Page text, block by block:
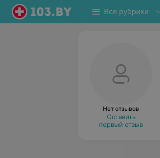
Все рубрики
Нет отзывов
Оставить
первый отзыв